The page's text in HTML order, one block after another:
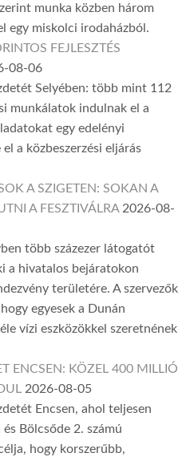
munka közben három
miskolci irodaházból.
FEJLESZTÉS
08-06
Selyében: több mint 112
munkálatok indulnak el a
egy edelényi
a közbeszerzési eljárás
A SZIGETEN: SOKAN A
A FESZTIVÁLRA 2026-08-
több százezer látogatót
a hivatalos bejáratokon
területére. A szervezők
egyesek a Dunán
vízi eszközökkel szeretnének
ENCSEN: KÖZEL 400 MILLIÓ
2026-08-05
Encsen, ahol teljesen
Bölcsőde 2. számú
hogy korszerűbb,